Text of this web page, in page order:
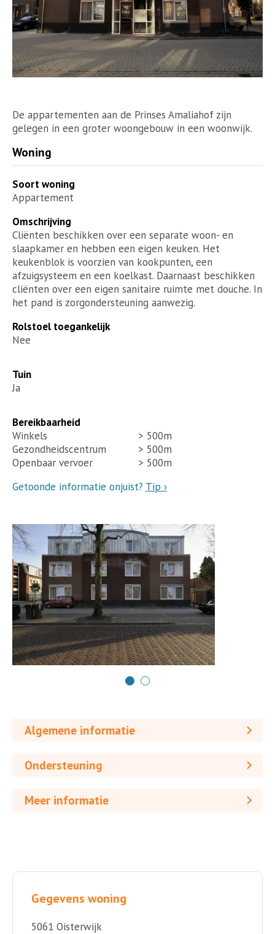
De appartementen aan de Prinses Amaliahof zijn
gelegen in een groter woongebouw in een woonwijk.
Woning
Soort woning
Appartement
Omschrijving
Cliënten beschikken over een separate woon- en
slaapkamer en hebben een eigen keuken. Het
keukenblok is voorzien van kookpunten, een
afzuigsysteem en een koelkast. Daarnaast beschikken
cliënten over een eigen sanitaire ruimte met douche. In
het pand is zorgondersteuning aanwezig.
Rolstoel toegankelijk
Nee
Tuin
Ja
Bereikbaarheid
Winkels
> 500m
Gezondheidscentrum
> 500m
Openbaar vervoer
> 500m
Getoonde informatie onjuist? Tip ›
Algemene informatie
Ondersteuning
Meer informatie
Gegevens woning
5061 Oisterwijk